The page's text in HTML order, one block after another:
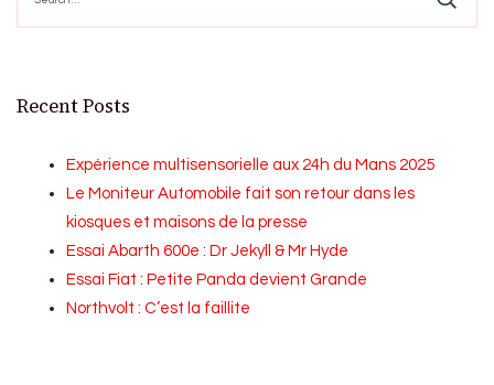
Recent Posts
Expérience multisensorielle aux 24h du Mans 2025
Le Moniteur Automobile fait son retour dans les
kiosques et maisons de la presse
Essai Abarth 600e : Dr Jekyll & Mr Hyde
Essai Fiat : Petite Panda devient Grande
Northvolt : C’est la faillite